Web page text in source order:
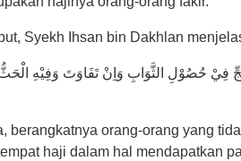
Syekh Ihsan bin Dakhlan
فِيْ حُصُوْلِ الثَّوَابِ وَاِنْ تَفَاوَتَ وَفِيْهِ
berangkatnya orang-orang yang
haji dalam hal mendapatkan